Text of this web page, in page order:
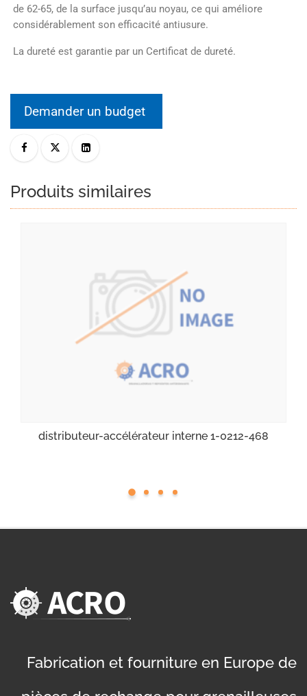
de 62-65, de la surface jusqu’au noyau, ce qui améliore
considérablement son efficacité antiusure.
La dureté est garantie par un Certificat de dureté.
Demander un budget
Produits similaires
distributeur-accélérateur interne 1-0212-468
Fabrication et fourniture en Europe de